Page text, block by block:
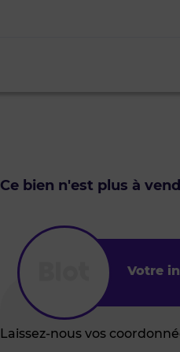
Ce bien n'est plus à
Votre
Laissez-nous vos